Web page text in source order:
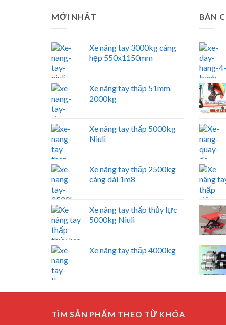
MỚI NHẤT
Xe nâng tay 3000kg càng
hẹp 550x1150mm
Xe nâng tay thấp 51mm
2000kg
Xe nâng tay thấp 5000kg
Niuli
Xe nâng tay thấp 2500kg
càng dài 1m8
Xe nâng tay thấp thủy lực
5000kg Niuli
Xe nâng tay thấp 4000kg
BÁN
TÌM SẢN PHẨM THEO TỪ KHÓA